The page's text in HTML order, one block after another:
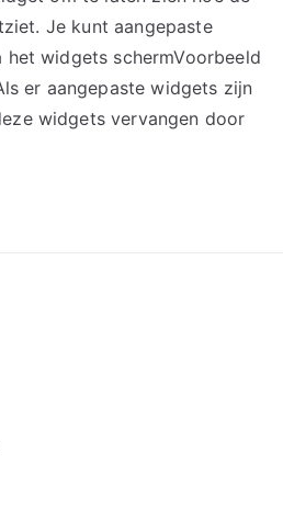
Je kunt aangepaste
widgets schermVoorbeeld
er aangepaste widgets zijn
widgets vervangen door